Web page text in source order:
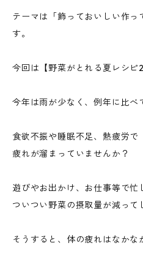
テーマは「飾っておいしい作
す。
今回は【野菜がとれる夏レシピ
今年は雨が少なく、例年に比べ
食欲不振や睡眠不足、熱疲労で
疲れが溜まっていませんか？
遊びやお出かけ、お仕事等で忙
ついつい野菜の摂取量が減って
そうすると、体の疲れはなかな